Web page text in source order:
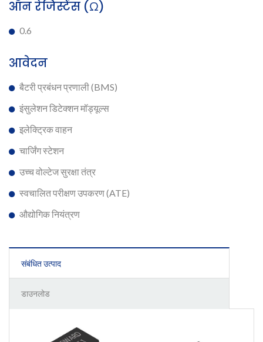
ऑन रेजिस्टेंस (Ω)
0.6
आवेदन
बैटरी प्रबंधन प्रणाली (BMS)
इंसुलेशन डिटेक्शन मॉड्यूल्स
इलेक्ट्रिक वाहन
चार्जिंग स्टेशन
उच्च वोल्टेज सुरक्षा तंत्र
स्वचालित परीक्षण उपकरण (ATE)
औद्योगिक नियंत्रण
संबंधित उत्पाद
डाउनलोड